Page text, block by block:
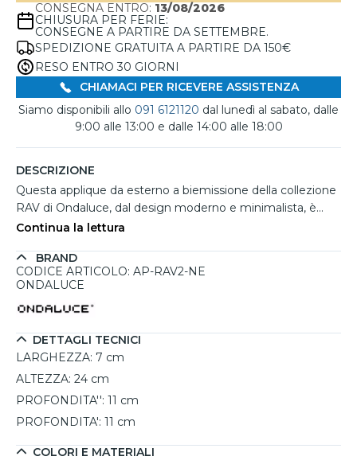
CONSEGNA ENTRO: 13/08/2026
CHIUSURA PER FERIE:
CONSEGNE A PARTIRE DA SETTEMBRE.
SPEDIZIONE GRATUITA A PARTIRE DA 150€
RESO ENTRO 30 GIORNI
CHIAMACI PER RICEVERE ASSISTENZA
Siamo disponibili allo 091 6121120 dal lunedì al sabato, dalle
9:00 alle 13:00 e dalle 14:00 alle 18:00
DESCRIZIONE
Questa applique da esterno a biemissione della collezione
RAV di Ondaluce, dal design moderno e minimalista, è
realizzata in alluminio con un raffinato diffusore in vetro.
giardini o ingressi, offre un'elevata resistenza agli agenti
atmosferici grazie al grado di protezione IP54. La finitura in
Con un’altezza di 24 cm, larghezza di 7 cm e profondità di
11 cm, integra due portalampadine GU10 (lampadine non
incluse), garantendo un’illuminazione uniforme e
suggestiva.
Continua la lettura
BRAND
CODICE ARTICOLO: AP-RAV2-NE
ONDALUCE
DETTAGLI TECNICI
LARGHEZZA: 7 cm
ALTEZZA: 24 cm
PROFONDITA'': 11 cm
PROFONDITA': 11 cm
COLORI E MATERIALI